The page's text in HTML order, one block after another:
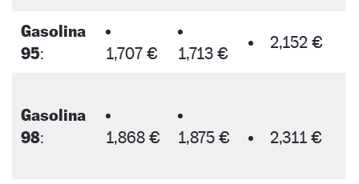
Gasolina
95: 1,707 € 1,713 €
2,152 €
Gasolina
98: 1,868 € 1,875 € 2,311 €